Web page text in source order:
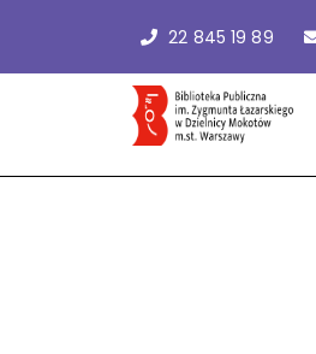
22 845 19 89